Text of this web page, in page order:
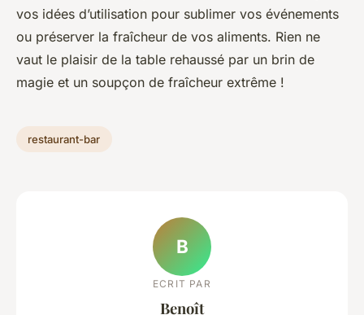
vos idées d’utilisation pour sublimer vos événements
ou préserver la fraîcheur de vos aliments. Rien ne
vaut le plaisir de la table rehaussé par un brin de
magie et un soupçon de fraîcheur extrême !
restaurant-bar
B
ECRIT PAR
Benoît